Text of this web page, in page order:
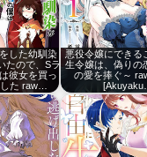
した幼馴染
たので、Sラ
彼女を買っ
た raw…
悪役令嬢にできる
生令嬢は、偽りの
の愛を捧ぐ～